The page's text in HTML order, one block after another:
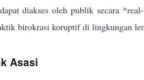
diakses oleh publik secara
birokrasi koruptif di lingkungan
Asasi